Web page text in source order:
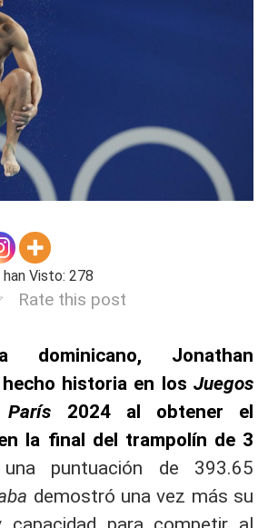
Visto: 278
Rate this post
dominicano, Jonathan
hecho historia en los Juegos
2024 al obtener el
la final del trampolín de 3
puntuación de 393.65
demostró una vez más su